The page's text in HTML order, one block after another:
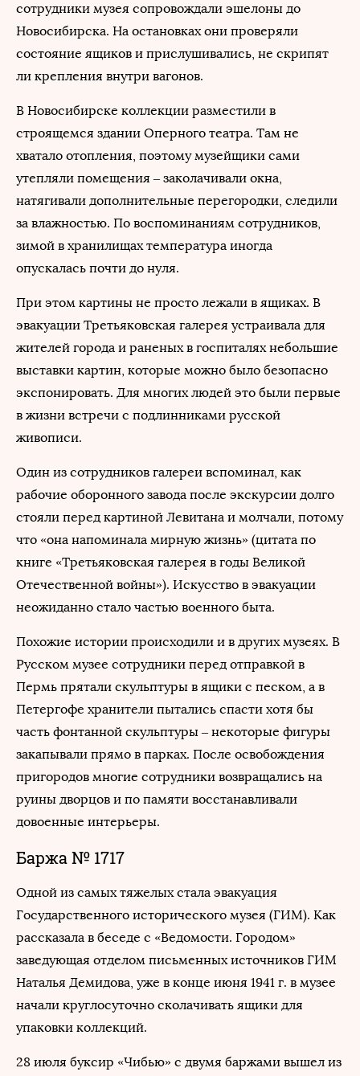
сотрудники музея сопровождали эшелоны до
Новосибирска. На остановках они проверяли
состояние ящиков и прислушивались, не скрипят
ли крепления внутри вагонов.
В Новосибирске коллекции разместили в
строящемся здании Оперного театра. Там не
хватало отопления, поэтому музейщики сами
утепляли помещения – заколачивали окна,
натягивали дополнительные перегородки, следили
за влажностью. По воспоминаниям сотрудников,
зимой в хранилищах температура иногда
опускалась почти до нуля.
При этом картины не просто лежали в ящиках. В
эвакуации Третьяковская галерея устраивала для
жителей города и раненых в госпиталях небольшие
выставки картин, которые можно было безопасно
экспонировать. Для многих людей это были первые
в жизни встречи с подлинниками русской
живописи.
Один из сотрудников галереи вспоминал, как
рабочие оборонного завода после экскурсии долго
стояли перед картиной Левитана и молчали, потому
что «она напоминала мирную жизнь» (цитата по
книге «Третьяковская галерея в годы Великой
Отечественной войны»). Искусство в эвакуации
неожиданно стало частью военного быта.
Похожие истории происходили и в других музеях. В
Русском музее сотрудники перед отправкой в
Пермь прятали скульптуры в ящики с песком, а в
Петергофе хранители пытались спасти хотя бы
часть фонтанной скульптуры – некоторые фигуры
закапывали прямо в парках. После освобождения
пригородов многие сотрудники возвращались на
руины дворцов и по памяти восстанавливали
довоенные интерьеры.
Баржа № 1717
Одной из самых тяжелых стала эвакуация
Государственного исторического музея (ГИМ). Как
рассказала в беседе с «Ведомости. Городом»
заведующая отделом письменных источников ГИМ
Наталья Демидова, уже в конце июня 1941 г. в музее
начали круглосуточно сколачивать ящики для
упаковки коллекций.
28 июля буксир «Чибью» с двумя баржами вышел из